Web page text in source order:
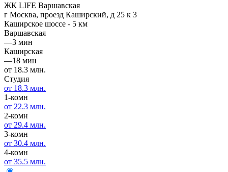
ЖК LIFE Варшавская
г Москва, проезд Каширский, д 25 к 3
Каширское шоссе - 5 км
Варшавская
—3 мин
Каширская
—18 мин
от 18.3 млн.
Студия
от 18.3 млн.
1-комн
от 22.3 млн.
2-комн
от 29.4 млн.
3-комн
от 30.4 млн.
4-комн
от 35.5 млн.